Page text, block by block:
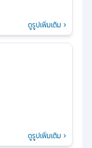
ดูรูปเพิ่มเติม
ดูรูปเพิ่มเติม